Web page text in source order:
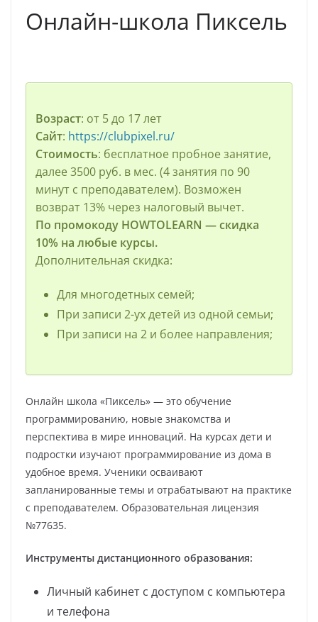
Онлайн-школа Пиксель
Возраст: от 5 до 17 лет
Сайт: https://clubpixel.ru/
Стоимость: бесплатное пробное занятие,
далее 3500 руб. в мес. (4 занятия по 90
минут с преподавателем). Возможен
возврат 13% через налоговый вычет.
По промокоду HOWTOLEARN — скидка
10% на любые курсы.
Дополнительная скидка:
Для многодетных семей;
При записи 2-ух детей из одной семьи;
При записи на 2 и более направления;
Онлайн школа «Пиксель» — это обучение
программированию, новые знакомства и
перспектива в мире инноваций. На курсах дети и
подростки изучают программирование из дома в
удобное время. Ученики осваивают
запланированные темы и отрабатывают на практике
с преподавателем. Образовательная лицензия
№77635.
Инструменты дистанционного образования:
Личный кабинет с доступом с компьютера
и телефона